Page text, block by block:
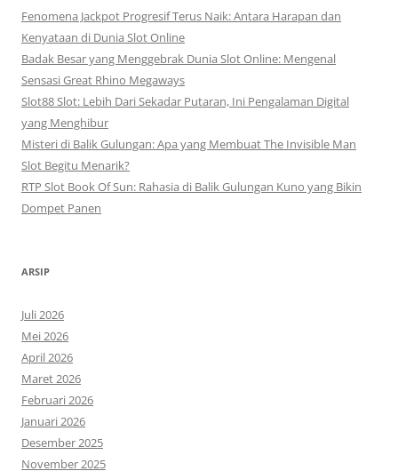
Fenomena Jackpot Progresif Terus Naik: Antara Harapan dan
Kenyataan di Dunia Slot Online
Badak Besar yang Menggebrak Dunia Slot Online: Mengenal
Sensasi Great Rhino Megaways
Slot88 Slot: Lebih Dari Sekadar Putaran, Ini Pengalaman Digital
yang Menghibur
Misteri di Balik Gulungan: Apa yang Membuat The Invisible Man
Slot Begitu Menarik?
RTP Slot Book Of Sun: Rahasia di Balik Gulungan Kuno yang Bikin
Dompet Panen
ARSIP
Juli 2026
Mei 2026
April 2026
Maret 2026
Februari 2026
Januari 2026
Desember 2025
November 2025